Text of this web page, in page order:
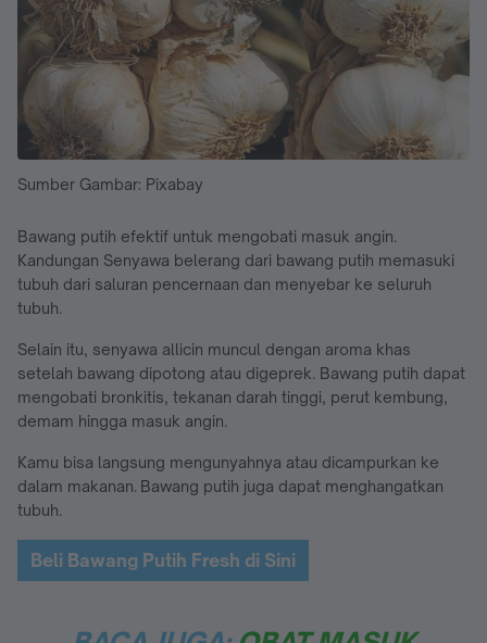
Sumber Gambar: Pixabay
Bawang putih efektif untuk mengobati masuk angin.
Kandungan Senyawa belerang dari bawang putih memasuki
tubuh dari saluran pencernaan dan menyebar ke seluruh
tubuh.
Selain itu, senyawa allicin muncul dengan aroma khas
setelah bawang dipotong atau digeprek. Bawang putih dapat
mengobati bronkitis, tekanan darah tinggi, perut kembung,
demam hingga masuk angin.
Kamu bisa langsung mengunyahnya atau dicampurkan ke
dalam makanan. Bawang putih juga dapat menghangatkan
tubuh.
Beli Bawang Putih Fresh di Sini